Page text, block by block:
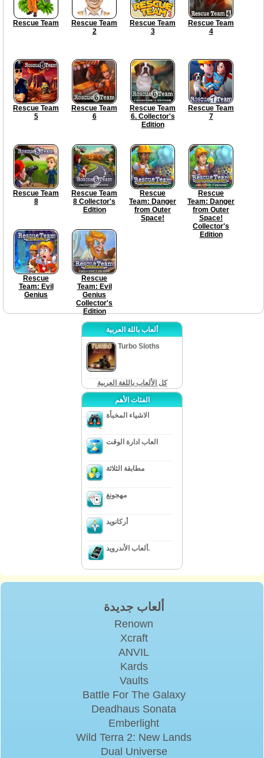
Rescue Team
Rescue Team
2
Rescue Team
3
Rescue Team
4
Rescue Team
5
Rescue Team
6
Rescue Team
6. Collector's
Edition
Rescue Team
7
Rescue Team
8
Rescue Team
8 Collector's
Edition
Rescue
Team: Danger
from Outer
Space!
Rescue
Team: Danger
from Outer
Space!
Collector's
Edition
Rescue
Team: Evil
Genius
Rescue
Team: Evil
Genius
Collector's
Edition
ألعاب باللة العربية
Turbo Sloths
كل الألعاب باللغة العربية
الفئات الأهم
الاشياء المخبأة
العاب ادارة الوقت
مطابقة الثلاثة
مهجونغ
أركانويد
ألعاب الأندرويد.
ألعاب جديدة
Renown
Xcraft
ANVIL
Kards
Vaults
Battle For The Galaxy
Deadhaus Sonata
Emberlight
Wild Terra 2: New Lands
Dual Universe